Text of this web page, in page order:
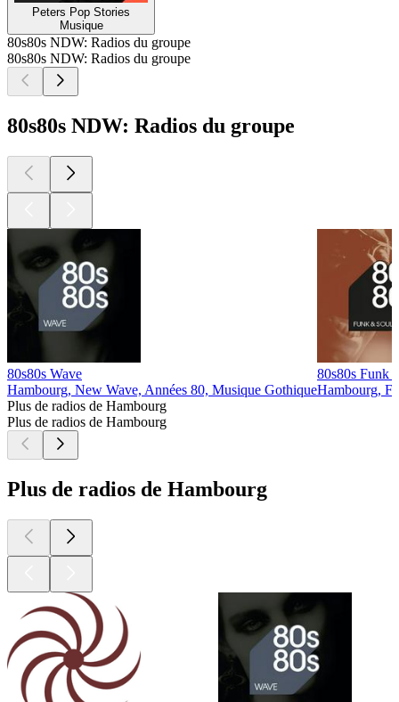
Peters Pop Stories
Musique
80s80s NDW: Radios du groupe
80s80s NDW: Radios du groupe
80s80s NDW: Radios du groupe
80s80s Wave
Hambourg, New Wave, Années 80, Musique Gothique
80s80s Funk
Hambourg,
Plus de radios de Hambourg
Plus de radios de Hambourg
Plus de radios de Hambourg